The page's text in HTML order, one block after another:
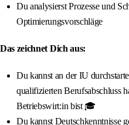
Du analysierst Prozesse und
Optimierungsvorschläge
Das zeichnet Dich aus:
Du kannst an der IU
qualifizierten Berufsabschluss
Betriebswirt:in bist 🎓
Du kannst Deutschkenntnisse